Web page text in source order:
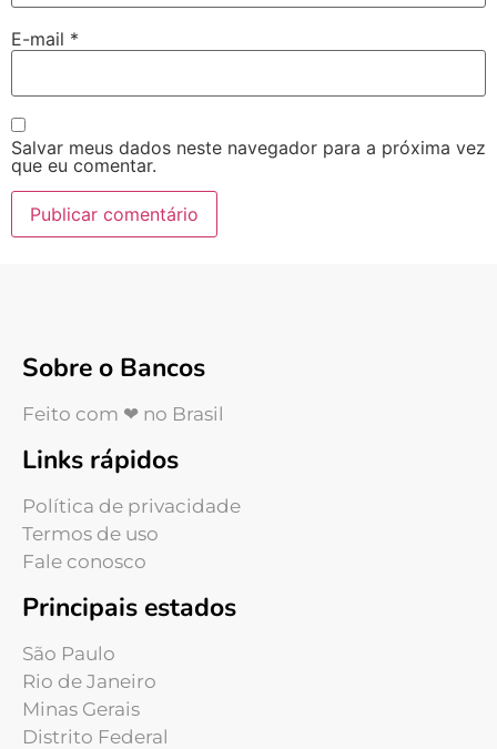
E-mail *
Salvar meus dados neste navegador para a próxima vez
que eu comentar.
Sobre o Bancos
Feito com ❤ no Brasil
Links rápidos
Política de privacidade
Termos de uso
Fale conosco
Principais estados
São Paulo
Rio de Janeiro
Minas Gerais
Distrito Federal